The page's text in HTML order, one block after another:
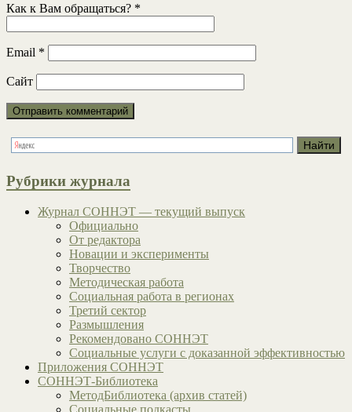
Как к Вам обращаться? *
Email *
Сайт
Рубрики журнала
Журнал СОННЭТ — текущий выпуск
Официально
От редактора
Новации и эксперименты
Творчество
Методическая работа
Социальная работа в регионах
Третий сектор
Размышления
Рекомендовано СОННЭТ
Социальные услуги с доказанной эффективностью
Приложения СОННЭТ
СОННЭТ-Библиотека
МетодБиблиотека (архив статей)